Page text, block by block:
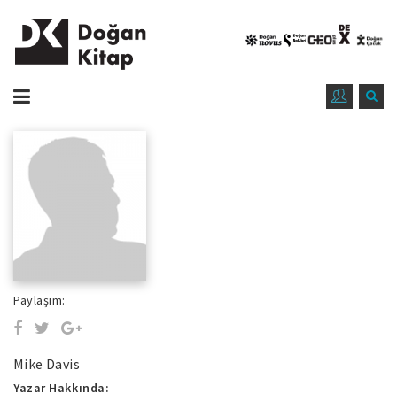
Paylaşım:
Mike Davis
Yazar Hakkında: